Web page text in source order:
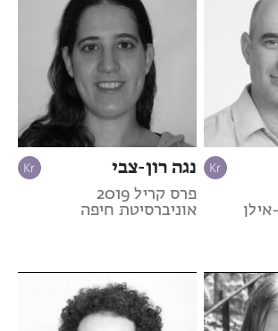
נגה רון-צבי
פרס קריל 2019
אוניברסיטת חיפה